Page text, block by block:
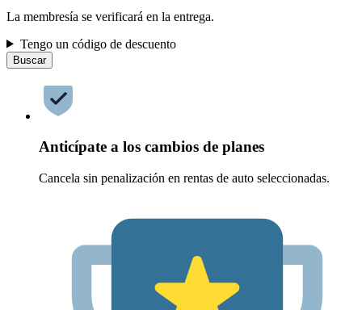
La membresía se verificará en la entrega.
Tengo un código de descuento
Buscar
Anticípate a los cambios de planes
Cancela sin penalización en rentas de auto seleccionadas.